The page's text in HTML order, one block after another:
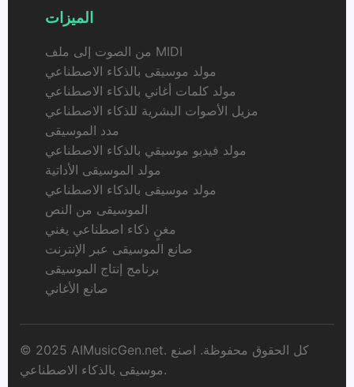
الميزات
من الصوت إلى ملف MIDI
مولد موسيقى بالذكاء الاصطناعي
مولد كلمات أغاني بالذكاء الاصطناعي
مزيل الأصوات البشرية للذكاء الاصطناعي
مدد الموسيقى
مولد فيديو موسيقي بالذكاء الاصطناعي
مولد الموسيقى الأداتية
مولد موسيقى بالذكاء الاصطناعي
الموسيقى من النص
مغنٍ ذكاء اصطناعي يغني
صانع الموسيقى عبر الإنترنت
برنامج إنتاج الموسيقى
صانع الأغاني
© 2025 AIMusicGen.net. كل الحقوق محفوظة. اصنع
موسيقى بالذكاء الاصطناعي.